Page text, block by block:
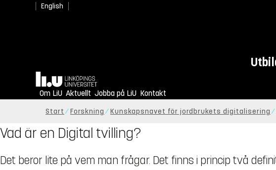
English
Hem
Om LiU Aktuellt Jobba på LiU Kontakt
Start Forskning Kunskapsnavet för jordbrukets digitalisering
Vad är en Digital tvilling?
Det beror lite på vem man frågar. Det finns i princip två